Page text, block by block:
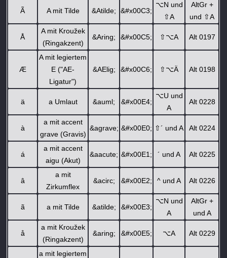
Ã A mit Tilde &Atilde; &#x00C3;
⌥N und
⇧A
AltGr +
und ⇧A
Å
A mit Kroužek
(Ringakzent)
&Aring; &#x00C5; ⇧ ⌥A Alt 0197
Æ
A mit legiertem
E ("AE-
Ligatur")
&AElig; &#x00C6; ⇧ ⌥Ä Alt 0198
ä a Umlaut &auml; &#x00E4;
⌥U und
A
Alt 0228
à
a mit accent
grave (Gravis)
&agrave; &#x00E0; ⇧´ und A Alt 0224
á
a mit accent
aigu (Akut)
&aacute; &#x00E1; ´ und A Alt 0225
â
a mit
Zirkumflex
&acirc; &#x00E2; ^ und A Alt 0226
ã a mit Tilde &atilde; &#x00E3;
⌥N und
A
AltGr +
und A
å
a mit Kroužek
(Ringakzent)
&aring; &#x00E5; ⌥A Alt 0229
a mit legiertem